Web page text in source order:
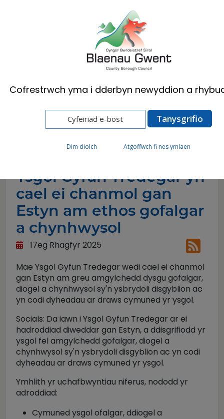
English
Ysgol Gyfun Tredegar yn cael ei chanmol gan
Estyn am ethos gofalgar a chynhwysol
Ysgol Gyfun Tredegar yn
cael ei chanmol gan
Estyn am ethos gofalgar
a chynhwysol
17eg Rhagfyr 2025
Mae Ysgol Gyfun Tredegar wedi cael ei chanmol
gan Estyn am greu amgylchedd dysgu gofalgar,
diogel a chynhwysol sy'n ysbrydoli disgyblion ac
yn codi dyheadau ar draws cymuned yr ysgol.
Socials: Da iawn i Ysgol Gyfun Tredegar ar ei
hadroddiad diweddar gan Estyn, a ddisgrifiodd yr
ysgol fel amgylchedd gofalgar, diogel a
chynhwysol sy'n ysbrydoli disgyblion ac yn codi
dyheadau ar draws cymuned yr ysgol.
Ymhlith yr uchafbwyntiau niferus, nododd yr
adroddiad:
Cymuned ysgol ofalgar, ddiogel a
Cofrestrwch yma i dderbyn newyddion a
Dim diolch Atgoffwch fi nes ymlaen